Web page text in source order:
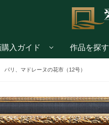
入ガイド 作品を探す
パリ、マドレーヌの花市（12号）